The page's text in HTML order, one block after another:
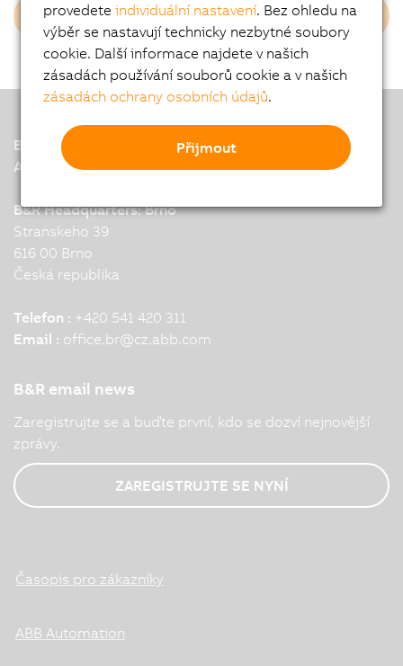
Login B&R Employees
B&R
A member of the ABB Group
B&R Headquarters: Brno
Stranskeho 39
616 00 Brno
Česká republika
Telefon : +420 541 420 311
Email : office.br@cz.abb.com
B&R email news
Zaregistrujte se a buďte první, kdo se dozví nejnovější
zprávy.
ZAREGISTRUJTE SE NYNÍ
Časopis pro zákazníky
ABB Automation
provedeteindividuální nastavení. Bez ohledu na
výběr se nastavují technicky nezbytné soubory
cookie. Další informace najdete v našich
zásadách používání souborů cookie a v našich
zásadách ochrany osobních údajů.
Přijmout